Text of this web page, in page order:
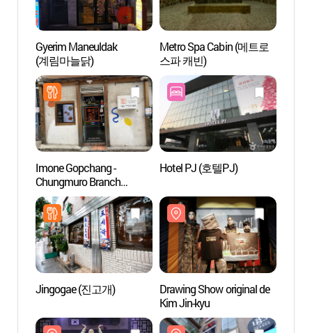
Gyerim Maneuldak
(계림마늘닭)
Metro Spa Cabin (메트로
스파 캐빈)
Imone Gopchang -
Chungmuro Branch
(왕십리이모네곱창
충무로국민은행골목)
Hotel PJ (호텔PJ)
Jingogae (진고개)
Drawing Show original de
Kim Jin-kyu